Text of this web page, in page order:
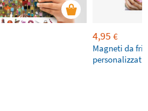
4,95 €
Magneti da
personalizzati